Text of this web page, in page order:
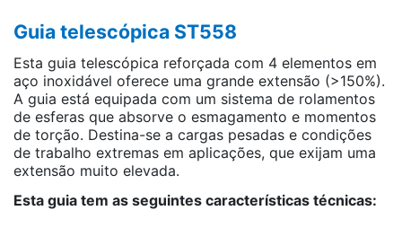
Guia telescópica ST558
Esta guia telescópica reforçada com 4 elementos em
aço inoxidável oferece uma grande extensão (>150%).
A guia está equipada com um sistema de rolamentos
de esferas que absorve o esmagamento e momentos
de torção. Destina-se a cargas pesadas e condições
de trabalho extremas em aplicações, que exijam uma
extensão muito elevada.
Esta guia tem as seguintes características técnicas: